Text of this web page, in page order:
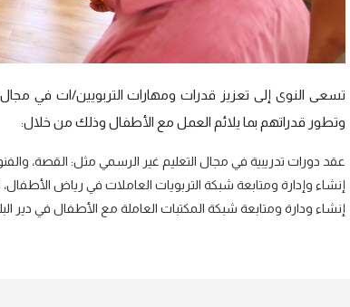
تسعى النوى إلى تعزيز قدرات ومهارات التربويين/ات في
وتطور قدراتهم بما يلائم العمل مع الأطفال وذلك من خلال:
عقد دورات تدريبية في مجال التعليم غير الرسمي مثل: القصة،
إنشاء وإدارة ومتابعة شبكة التربويات العاملات في رياض
إنشاء ودارة ومتابعة شبكة المكتبات العاملة مع الأطفال في دير